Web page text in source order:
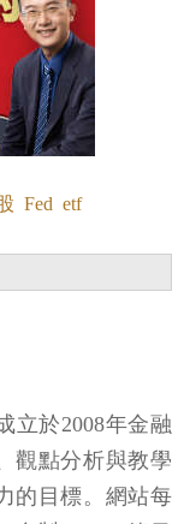
Fed etf
立於2008年金融
觀點分析與教學
的目標。網站每